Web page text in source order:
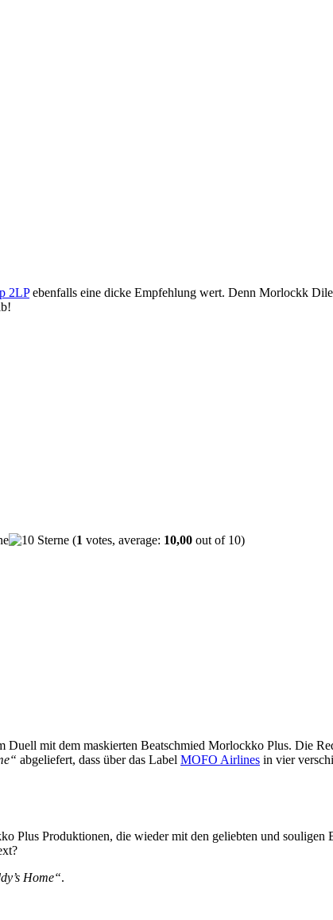
2LPebenfalls eine dicke Empfehlung wert. Denn Morlockk
(1 votes, average: 10,00 out of 10)
mit dem maskierten Beatschmied Morlockko Plus. Die
abgeliefert, dass über das Label MOFO Airlines in vier
Plus Produktionen, die wieder mit den geliebten und souligen
Home“.